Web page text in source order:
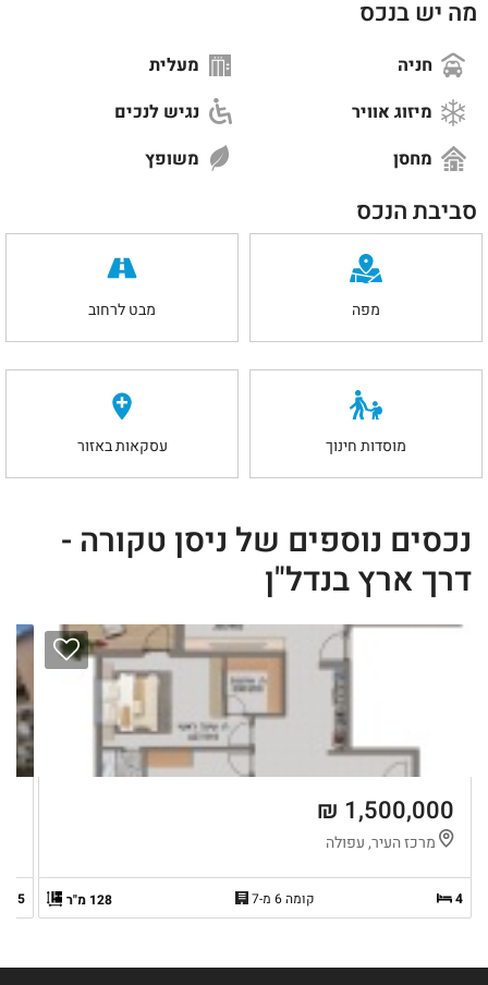
מה יש בנכס
חניה
מעלית
מיזוג אוויר
נגיש לנכים
מחסן
משופץ
סביבת הנכס
מפה מבט לרחוב
מוסדות חינוך עסקאות באזור
נכסים נוספים של ניסן טקורה -
דרך ארץ בנדל"ן
1,500,000 ₪
מרכז העיר, עפולה
4 קומה 6 מ-7 128 מ"ר 5